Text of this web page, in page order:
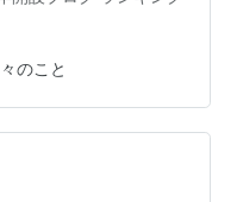
のこと